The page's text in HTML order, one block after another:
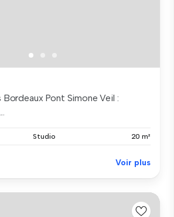
Pont Simone Veil :
Studio 20 m²
Voir plus